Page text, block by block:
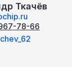
Ткачёв
78-66